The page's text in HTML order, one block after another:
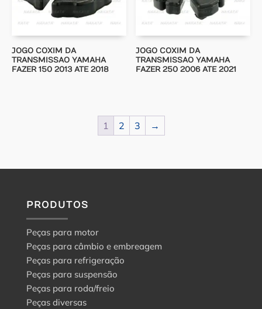
JOGO COXIM DA
TRANSMISSAO YAMAHA
FAZER 150 2013 ATE 2018
JOGO COXIM DA
TRANSMISSAO YAMAHA
FAZER 250 2006 ATE 2021
1 2 3 →
PRODUTOS
Peças para motor
Peças para câmbio e embreagem
Peças para refrigeração
Peças para suspensão
Peças para roda/freio
Peças diversas